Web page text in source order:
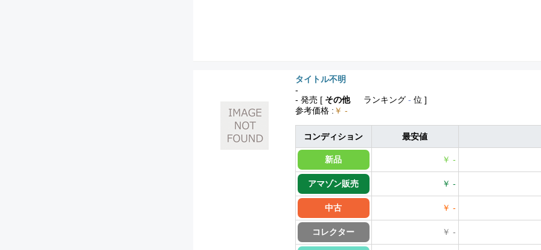
タイトル不明
-
- 発売 [ その他 ランキング - 位 ]
参考価格 : ￥ -
コンディション 最安値
新品 ￥ -
アマゾン販売 ￥ -
中古 ￥ -
コレクター ￥ -